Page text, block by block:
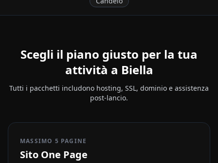
Scegli il piano giusto per la tua
attività a Biella
Tutti i pacchetti includono hosting, SSL, dominio e assistenza
post-lancio.
MASSIMO 5 PAGINE
Sito One Page